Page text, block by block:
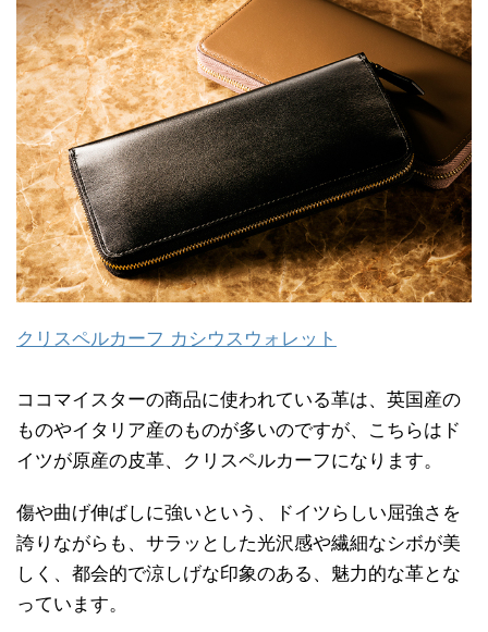
クリスペルカーフ カシウスウォレット
ココマイスターの商品に使われている革は、英国産の
ものやイタリア産のものが多いのですが、こちらはド
イツが原産の皮革、クリスペルカーフになります。
傷や曲げ伸ばしに強いという、ドイツらしい屈強さを
誇りながらも、サラッとした光沢感や繊細なシボが美
しく、都会的で涼しげな印象のある、魅力的な革とな
っています。